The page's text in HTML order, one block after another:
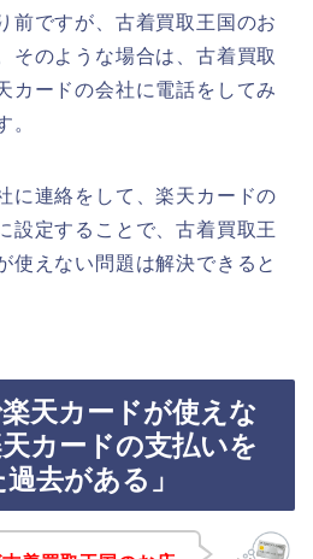
前ですが、古着買取王国のお
そのような場合は、古着買取
カードの会社に電話をしてみ
。
に連絡をして、楽天カードの
設定することで、古着買取王
使えない問題は解決できると
天カードが使えな
カードの支払いを
去がある」